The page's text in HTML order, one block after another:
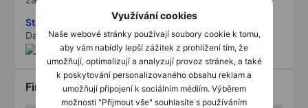
Využívání cookies
Naše webové stránky používají soubory cookie k tomu,
aby vám nabídly lepší zážitek z prohlížení tím, že
umožňují, optimalizují a analyzují provoz stránek, a také
k poskytování personalizovaného obsahu reklam a
umožňují připojení k sociálním médiím. Výběrem
možnosti "Přijmout vše" souhlasíte s používáním
Stáhněte si metodiku rizik ESG
Data poskytnuta od
/
Finanční informace